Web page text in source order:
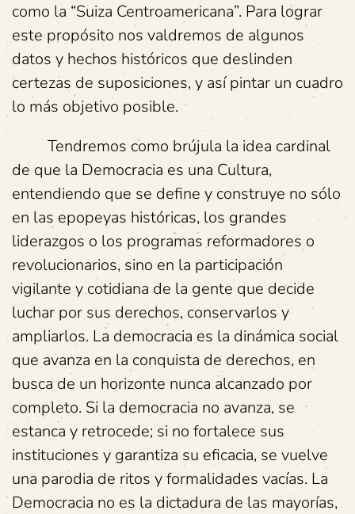
como la “Suiza Centroamericana”. Para lograr
este propósito nos valdremos de algunos
datos y hechos históricos que deslinden
certezas de suposiciones, y así pintar un cuadro
lo más objetivo posible.
Tendremos como brújula la idea cardinal
de que la Democracia es una Cultura,
entendiendo que se define y construye no sólo
en las epopeyas históricas, los grandes
liderazgos o los programas reformadores o
revolucionarios, sino en la participación
vigilante y cotidiana de la gente que decide
luchar por sus derechos, conservarlos y
ampliarlos. La democracia es la dinámica social
que avanza en la conquista de derechos, en
busca de un horizonte nunca alcanzado por
completo. Si la democracia no avanza, se
estanca y retrocede; si no fortalece sus
instituciones y garantiza su eficacia, se vuelve
una parodia de ritos y formalidades vacías. La
Democracia no es la dictadura de las mayorías,